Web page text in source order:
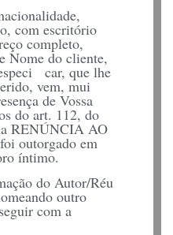
com escritório
completo,
Nome do cliente,
car, que lhe
vem, mui
de Vossa
do art. 112, do
RENÚNCIA AO
outorgado em
íntimo.
do Autor/Réu
outro
com a